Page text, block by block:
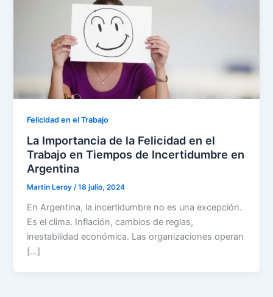
Felicidad en el Trabajo
La Importancia de la Felicidad en el
Trabajo en Tiempos de Incertidumbre en
Argentina
Martin Leroy/18 julio, 2024
En Argentina, la incertidumbre no es una excepción.
Es el clima. Inflación, cambios de reglas,
inestabilidad económica. Las organizaciones operan
[…]